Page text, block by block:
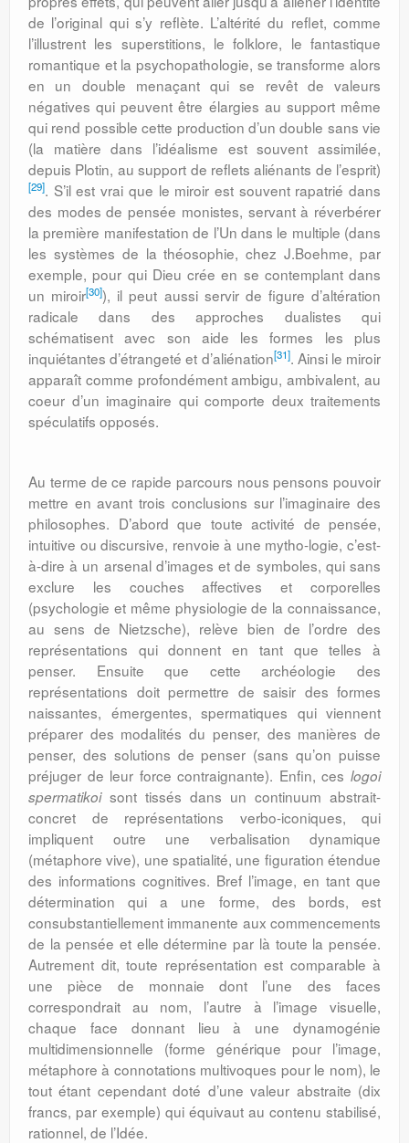
de l’original qui s’y reflète. L’altérité du reflet, comme
l’illustrent les superstitions, le folklore, le fantastique
romantique et la psychopathologie, se transforme alors
en un double menaçant qui se revêt de valeurs
négatives qui peuvent être élargies au support même
qui rend possible cette production d’un double sans vie
(la matière dans l’idéalisme est souvent assimilée,
depuis Plotin, au support de reflets aliénants de l’esprit)
[29]. S’il est vrai que le miroir est souvent rapatrié dans
des modes de pensée monistes, servant à réverbérer
la première manifestation de l’Un dans le multiple (dans
les systèmes de la théosophie, chez J.Boehme, par
exemple, pour qui Dieu crée en se contemplant dans
un miroir[30]), il peut aussi servir de figure d’altération
radicale dans des approches dualistes qui
schématisent avec son aide les formes les plus
inquiétantes d’étrangeté et d’aliénation[31]. Ainsi le miroir
apparaît comme profondément ambigu, ambivalent, au
coeur d’un imaginaire qui comporte deux traitements
spéculatifs opposés.
Au terme de ce rapide parcours nous pensons pouvoir
mettre en avant trois conclusions sur l’imaginaire des
philosophes. D’abord que toute activité de pensée,
intuitive ou discursive, renvoie à une mytho-logie, c’est-
à-dire à un arsenal d’images et de symboles, qui sans
exclure les couches affectives et corporelles
(psychologie et même physiologie de la connaissance,
au sens de Nietzsche), relève bien de l’ordre des
représentations qui donnent en tant que telles à
penser. Ensuite que cette archéologie des
représentations doit permettre de saisir des formes
naissantes, émergentes, spermatiques qui viennent
préparer des modalités du penser, des manières de
penser, des solutions de penser (sans qu’on puisse
préjuger de leur force contraignante). Enfin, ces logoi
spermatikoisont tissés dans un continuum abstrait-
concret de représentations verbo-iconiques, qui
impliquent outre une verbalisation dynamique
(métaphore vive), une spatialité, une figuration étendue
des informations cognitives. Bref l’image, en tant que
détermination qui a une forme, des bords, est
consubstantiellement immanente aux commencements
de la pensée et elle détermine par là toute la pensée.
Autrement dit, toute représentation est comparable à
une pièce de monnaie dont l’une des faces
correspondrait au nom, l’autre à l’image visuelle,
chaque face donnant lieu à une dynamogénie
multidimensionnelle (forme générique pour l’image,
métaphore à connotations multivoques pour le nom), le
tout étant cependant doté d’une valeur abstraite (dix
francs, par exemple) qui équivaut au contenu stabilisé,
rationnel, de l’Idée.